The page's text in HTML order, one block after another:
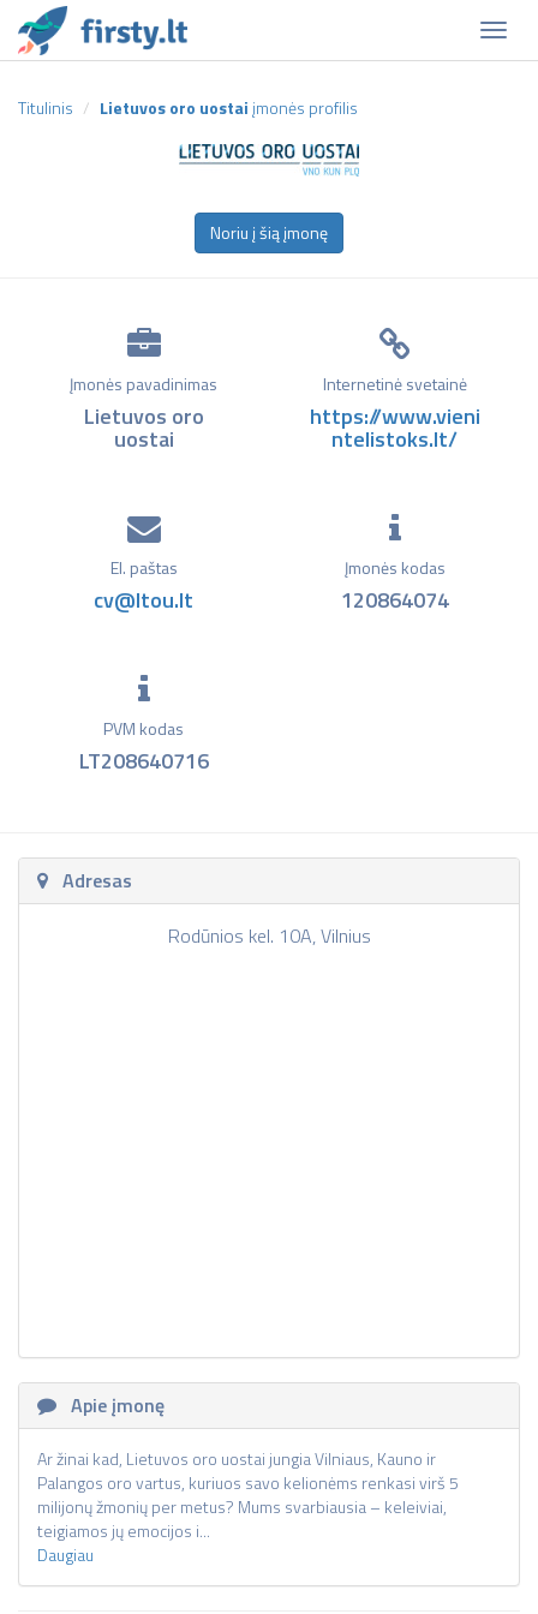
Titulinis Lietuvos oro uostai įmonės profilis
Noriu į šią įmonę
Įmonės pavadinimas
Lietuvos oro
uostai
Internetinė svetainė
https://www.vieni
ntelistoks.lt/
El. paštas
cv@ltou.lt
Įmonės kodas
120864074
PVM kodas
LT208640716
Adresas
Rodūnios kel. 10A, Vilnius
Apie įmonę
Ar žinai kad, Lietuvos oro uostai jungia Vilniaus, Kauno ir
Palangos oro vartus, kuriuos savo kelionėms renkasi virš 5
milijonų žmonių per metus? Mums svarbiausia – keleiviai,
teigiamos jų emocijos i...
Daugiau